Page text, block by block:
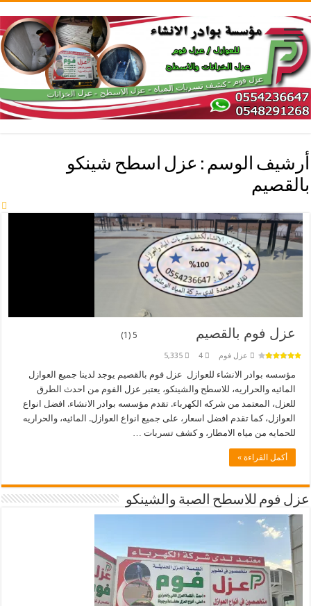
أرشيف الوسم : عزل اسطح شينكو
بالقصيم
عزل فوم بالقصيم 5 (1)
عزل فوم 4
5,335
مؤسسه بوادر الانشاء للعوازل عزل فوم بالقصيم يوجد لدينا جميع العوازل
المائيه والحراريه، للاسطح والشينكو، يعتبر عزل الفوم من احدث الطرق
للعزل، المعتمد من شركه الكهرباء. تقدم مؤسسه بوادر الانشاء. افضل انواع
العوازل، كما تقدم افضل اسعار، على جميع انواع العوازل. المائيه، والحراريه
للحمايه من مياه الامطار، و كشف تسربات …
أكمل القراءة »
عزل فوم للاسطح الصبة والشينكو